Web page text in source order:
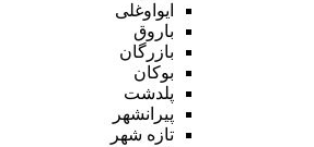
ایواوغلی
باروق
بازرگان
بوکان
پلدشت
پیرانشهر
تازه شهر